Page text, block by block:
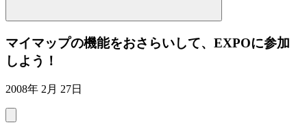
マイマップの機能をおさらいして、EXPOに参加
しよう！
2008年 2月 27日